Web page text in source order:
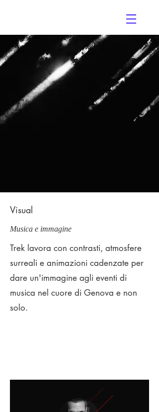
Visual
Musica e immagine
Trek lavora con contrasti, atmosfere
surreali e animazioni cadenzate per
dare un'immagine agli eventi di
musica nel cuore di Genova e non
solo.